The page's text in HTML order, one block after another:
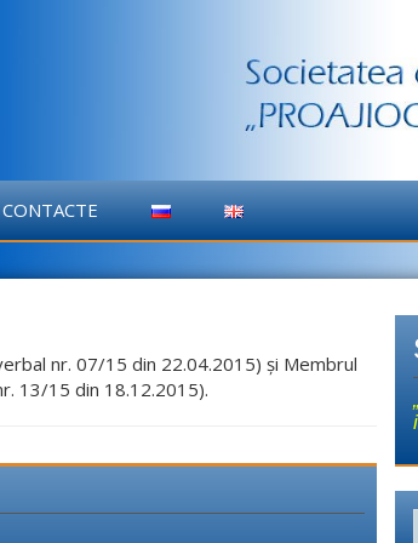
CONTACTE
nr. 07/15 din 22.04.2015) şi Membrul
13/15 din 18.12.2015).